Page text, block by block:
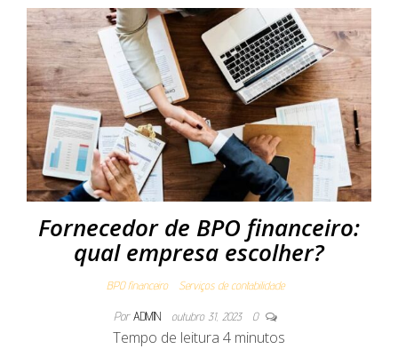
Fornecedor de BPO financeiro:
qual empresa escolher?
BPO financeiro Serviços de contabilidade
Por ADMIN outubro 31, 2023 0
Tempo de leitura 4 minutos